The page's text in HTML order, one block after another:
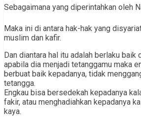
Maka ini di antara hak-hak yang
muslim dan kafir.
Dan diantara hal itu adalah berlaku baik
apabila dia menjadi tetanggamu maka
berbuat baik kepadanya, tidak
tetangga.
Engkau bisa bersedekah kepadanya
fakir, atau menghadiahkan kepadanya
kaya.